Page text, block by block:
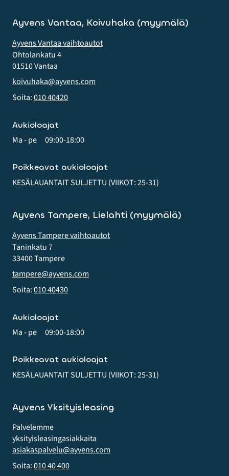
Ayvens Vantaa, Koivuhaka (myymälä)
Ayvens Vantaa vaihtoautot
Ohtolankatu 4
01510 Vantaa
koivuhaka@ayvens.com
Soita:010 40420
Aukioloajat
Ma - pe 09:00-18:00
Poikkeavat aukioloajat
KESÄLAUANTAIT SULJETTU (VIIKOT: 25-31)
Ayvens Tampere, Lielahti (myymälä)
Ayvens Tampere vaihtoautot
Taninkatu 7
33400 Tampere
tampere@ayvens.com
Soita:010 40430
Aukioloajat
Ma - pe 09:00-18:00
Poikkeavat aukioloajat
KESÄLAUANTAIT SULJETTU (VIIKOT: 25-31)
Ayvens Yksityisleasing
Palvelemme
yksityis­leasing­asiakkaita
asiakaspalvelu@ayvens.com
Soita:010 40 400